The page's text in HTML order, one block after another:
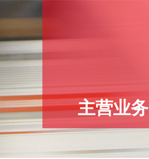
主营业务